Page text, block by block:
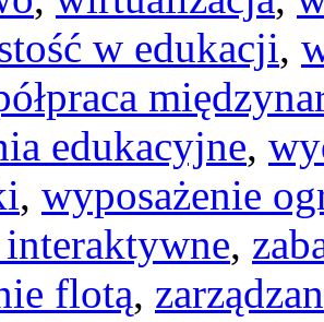
w edukacji,
edukacyjne,
, wyposażenie
,
flotą,